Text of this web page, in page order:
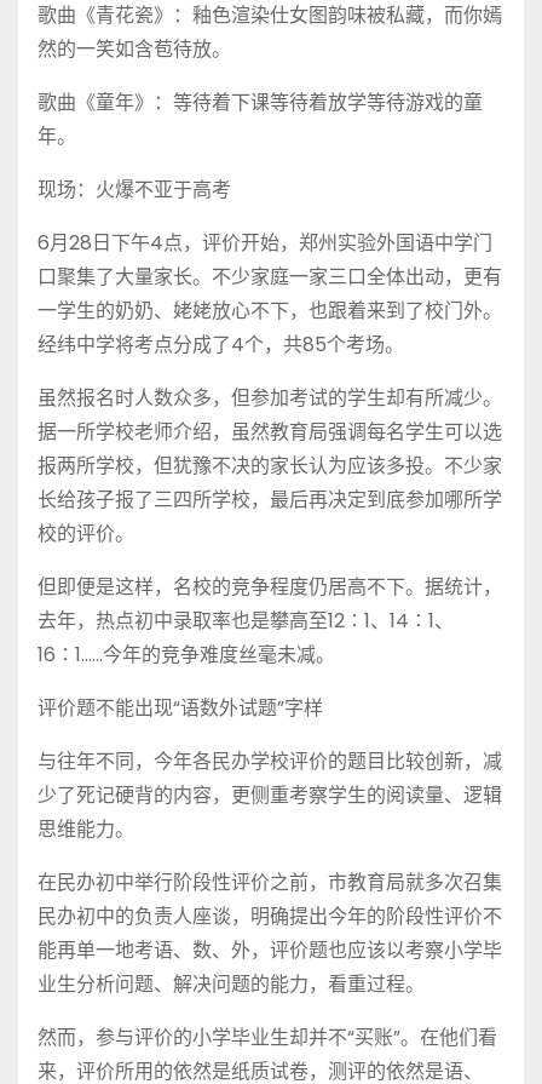
歌曲《青花瓷》：釉色渲染仕女图韵味被私藏，而你嫣
然的一笑如含苞待放。
歌曲《童年》：等待着下课等待着放学等待游戏的童
年。
现场：火爆不亚于高考
6月28日下午4点，评价开始，郑州实验外国语中学门
口聚集了大量家长。不少家庭一家三口全体出动，更有
一学生的奶奶、姥姥放心不下，也跟着来到了校门外。
经纬中学将考点分成了4个，共85个考场。
虽然报名时人数众多，但参加考试的学生却有所减少。
据一所学校老师介绍，虽然教育局强调每名学生可以选
报两所学校，但犹豫不决的家长认为应该多投。不少家
长给孩子报了三四所学校，最后再决定到底参加哪所学
校的评价。
但即便是这样，名校的竞争程度仍居高不下。据统计，
去年，热点初中录取率也是攀高至12∶1、14∶1、
16∶1……今年的竞争难度丝毫未减。
评价题不能出现“语数外试题”字样
与往年不同，今年各民办学校评价的题目比较创新，减
少了死记硬背的内容，更侧重考察学生的阅读量、逻辑
思维能力。
在民办初中举行阶段性评价之前，市教育局就多次召集
民办初中的负责人座谈，明确提出今年的阶段性评价不
能再单一地考语、数、外，评价题也应该以考察小学毕
业生分析问题、解决问题的能力，看重过程。
然而，参与评价的小学毕业生却并不“买账”。在他们看
来，评价所用的依然是纸质试卷，测评的依然是语、